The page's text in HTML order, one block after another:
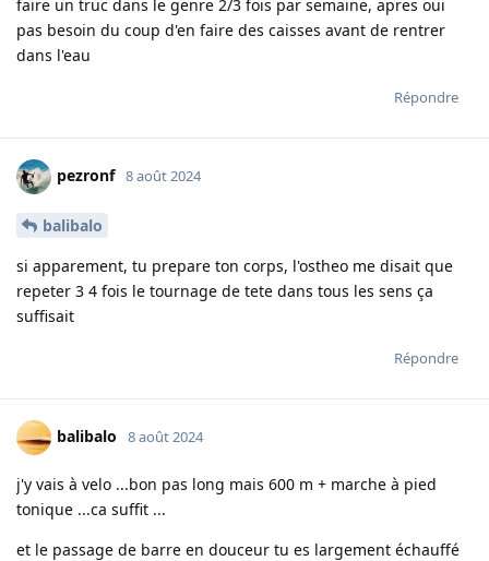
faire un truc dans le genre 2/3 fois par semaine, apres oui
pas besoin du coup d'en faire des caisses avant de rentrer
dans l'eau
Répondre
pezronf 8 août 2024
balibalo
si apparement, tu prepare ton corps, l'ostheo me disait que
repeter 3 4 fois le tournage de tete dans tous les sens ça
suffisait
Répondre
balibalo 8 août 2024
j'y vais à velo ...bon pas long mais 600 m + marche à pied
tonique ...ca suffit ...
et le passage de barre en douceur tu es largement échauffé